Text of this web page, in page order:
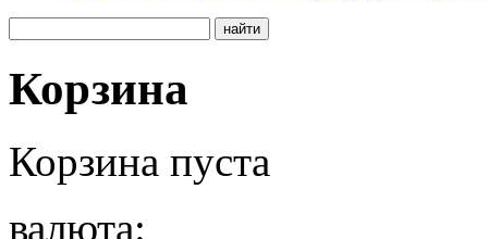
Корзина
Корзина пуста
валюта: